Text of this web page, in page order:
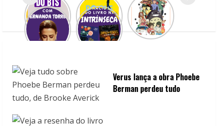
Verus lança a obra Phoebe
Berman perdeu tudo